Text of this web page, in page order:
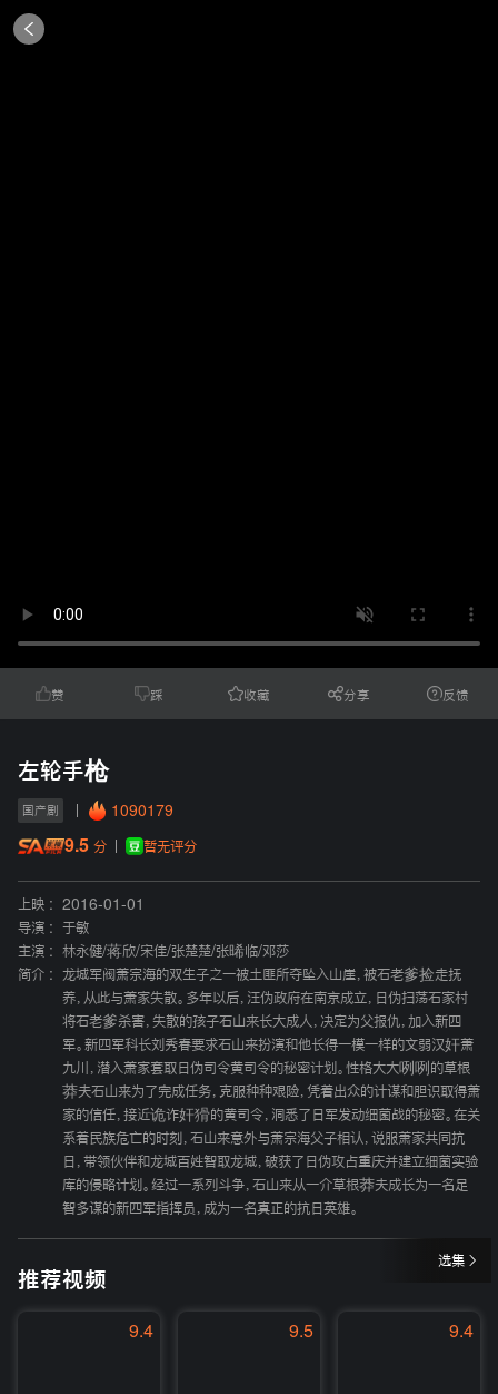
赞 踩 收藏 分享 反馈
左轮手枪
国产剧 1090179
9.5 分 暂无评分
上映 :
2016-01-01
导演 :
于敏
主演 :
林永健/蒋欣/宋佳/张楚楚/张晞临/邓莎
简介 :
龙城军阀萧宗海的双生子之一被土匪所夺坠入山崖，被石老爹捡走抚
养，从此与萧家失散。多年以后，汪伪政府在南京成立，日伪扫荡石家村
将石老爹杀害，失散的孩子石山来长大成人，决定为父报仇，加入新四
军。新四军科长刘秀春要求石山来扮演和他长得一模一样的文弱汉奸萧
九川，潜入萧家套取日伪司令黄司令的秘密计划。性格大大咧咧的草根
莽夫石山来为了完成任务，克服种种艰险，凭着出众的计谋和胆识取得萧
家的信任，接近诡诈奸猾的黄司令，洞悉了日军发动细菌战的秘密。在关
系着民族危亡的时刻，石山来意外与萧宗海父子相认，说服萧家共同抗
日，带领伙伴和龙城百姓智取龙城，破获了日伪攻占重庆并建立细菌实验
库的侵略计划。经过一系列斗争，石山来从一介草根莽夫成长为一名足
智多谋的新四军指挥员，成为一名真正的抗日英雄。
选集
推荐视频
9.4 9.5 9.4